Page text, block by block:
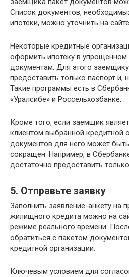
Список документов,
ипотеки, можно уточнить на
Некоторые кредитные
оформить ипотеку в
документам. Для этого заемщику
предоставить только паспорт
Такие программы есть в
«Уралсибе» и Россельхозбанке.
Кроме того, если заемщик
клиентом выбранной кредитной
документов для него может
сокращен. Например, в
достаточно предоставить
5. Отправьте заявку
Заполнить заявление-анкету на
жилищного кредита можно на
режиме реального времени.
обратиться с пакетом
кредитной организации.
Ключевым условием для